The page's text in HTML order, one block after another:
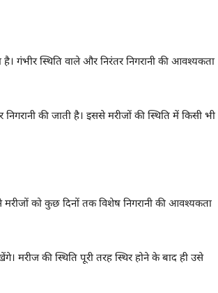
गंभीर स्थिति वाले और निरंतर निगरानी की आवश्यकता
की जाती है। इससे मरीजों की स्थिति में किसी भी
को कुछ दिनों तक विशेष निगरानी की आवश्यकता
मरीज की स्थिति पूरी तरह स्थिर होने के बाद ही उसे